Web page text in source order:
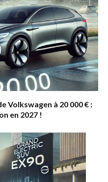
Volkswagen à 20 000 € :
en 2027 !